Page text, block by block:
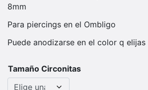
8mm
Para piercings en el Ombligo
Puede anodizarse en el color q elijas
Tamaño Circonitas